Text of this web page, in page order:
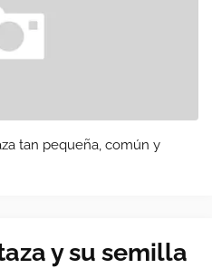
y
y su semilla